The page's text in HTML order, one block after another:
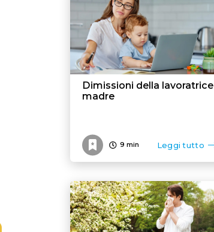
Dimissioni della lavoratrice
madre
9 min Leggi tutto